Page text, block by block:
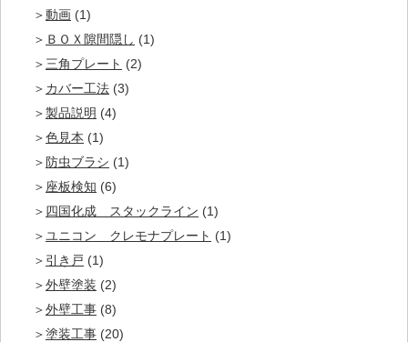
動画 (1)
ＢＯＸ隙間隠し (1)
三角プレート (2)
カバー工法 (3)
製品説明 (4)
色見本 (1)
防虫ブラシ (1)
座板検知 (6)
四国化成 スタックライン (1)
ユニコン クレモナプレート (1)
引き戸 (1)
外壁塗装 (2)
外壁工事 (8)
塗装工事 (20)